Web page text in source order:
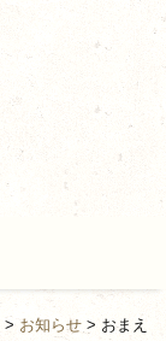
> お知らせ > おまえ